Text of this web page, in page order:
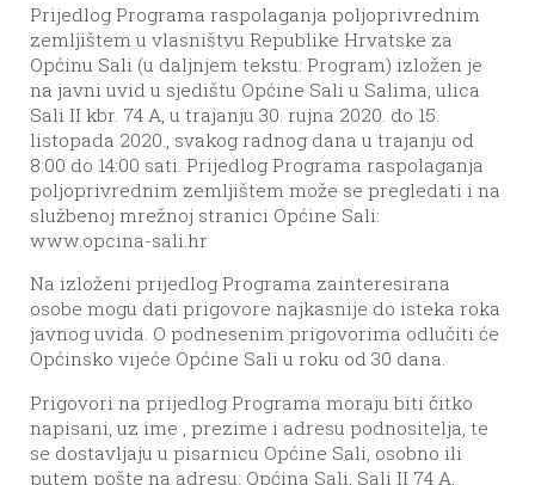
Prijedlog Programa raspolaganja poljoprivrednim
zemljištem u vlasništvu Republike Hrvatske za
Općinu Sali (u daljnjem tekstu: Program) izložen je
na javni uvid u sjedištu Općine Sali u Salima, ulica
Sali II kbr. 74 A, u trajanju 30. rujna 2020. do 15.
listopada 2020., svakog radnog dana u trajanju od
8:00 do 14:00 sati. Prijedlog Programa raspolaganja
poljoprivrednim zemljištem može se pregledati i na
službenoj mrežnoj stranici Općine Sali:
www.opcina-sali.hr
Na izloženi prijedlog Programa zainteresirana
osobe mogu dati prigovore najkasnije do isteka roka
javnog uvida. O podnesenim prigovorima odlučiti će
Općinsko vijeće Općine Sali u roku od 30 dana.
Prigovori na prijedlog Programa moraju biti čitko
napisani, uz ime , prezime i adresu podnositelja, te
se dostavljaju u pisarnicu Općine Sali, osobno ili
putem pošte na adresu: Općina Sali, Sali II 74 A,